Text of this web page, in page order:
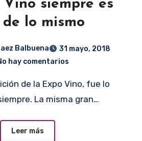
siempre es
de lo mismo
Balbuena
31 mayo, 2018
hay comentarios
La misma gran…
Leer más